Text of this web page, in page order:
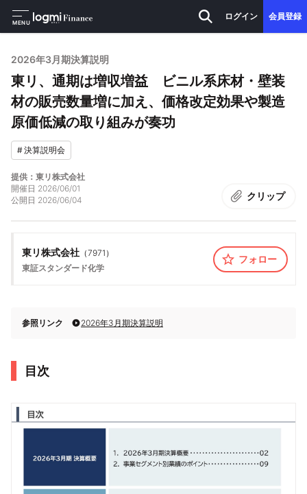
MENU
ログイン 会員登録
2026年3月期決算説明
東リ、通期は増収増益 ビニル系床材・壁装
材の販売数量増に加え、価格改定効果や製造
原価低減の取り組みが奏功
#決算説明会
提供：東リ株式会社
開催日 2026/06/01
公開日 2026/06/04 クリップ
東リ株式会社 （7971 ）
東証スタンダード化学
フォロー
参照リンク 2026年3月期決算説明
目次